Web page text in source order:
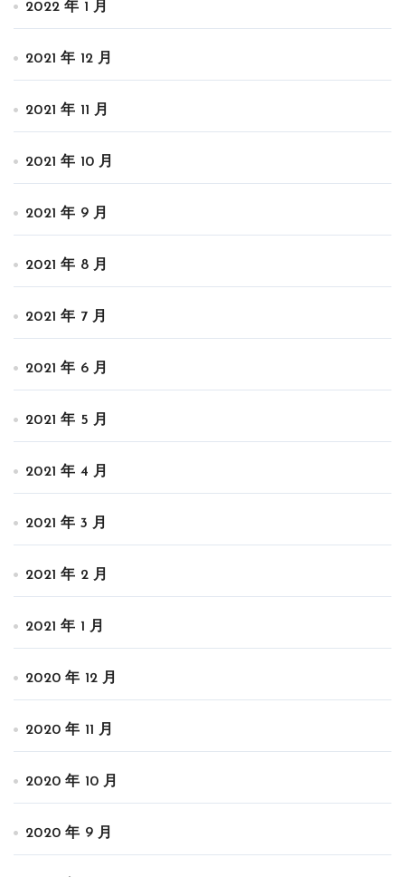
2022 年 1 月
2021 年 12 月
2021 年 11 月
2021 年 10 月
2021 年 9 月
2021 年 8 月
2021 年 7 月
2021 年 6 月
2021 年 5 月
2021 年 4 月
2021 年 3 月
2021 年 2 月
2021 年 1 月
2020 年 12 月
2020 年 11 月
2020 年 10 月
2020 年 9 月